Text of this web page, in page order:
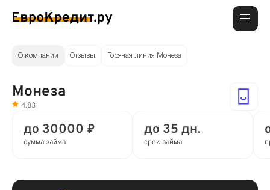
О компании Отзывы Горячая линия Монеза
Монеза
4.83
до 30000 ₽
сумма займа
до 35 дн.
срок займа